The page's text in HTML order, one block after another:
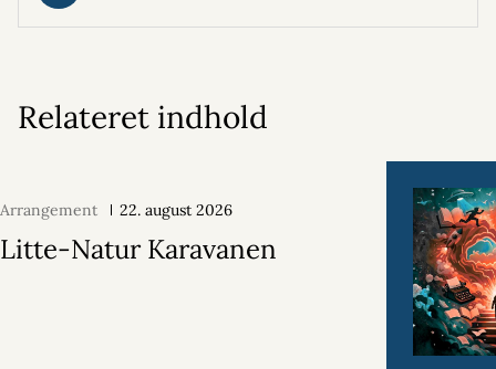
Relateret indhold
Arrangement 22. august 2026
Litte-Natur Karavanen